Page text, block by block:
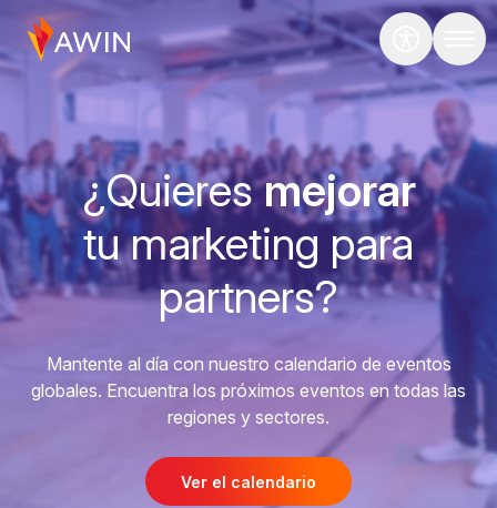
¿Quieresmejorar
tu marketing para
partners?
Mantente al día con nuestro calendario de eventos
globales. Encuentra los próximos eventos en todas las
regiones y sectores.
Ver el calendario